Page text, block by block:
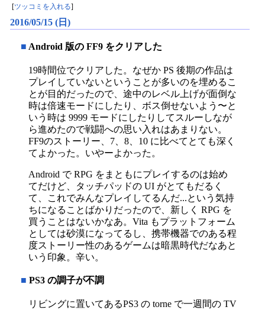
[ツッコミを入れる]
2016/05/15 (日)
■ Android 版の FF9 をクリアした
19時間位でクリアした。なぜか PS 後期の作品は
プレイしていないということが多いのを埋めるこ
とが目的だったので、途中のレベル上げが面倒な
時は倍速モードにしたり、ボス倒せないよう〜と
いう時は 9999 モードにしたりしてスルーしなが
ら進めたので戦闘への思い入れはあまりない。
FF9のストーリー、7、8、10 に比べてとても深く
てよかった。いやーよかった。
Android で RPG をまともにプレイするのは始め
てだけど、タッチパッドの UI がとてもだるく
て、これでみんなプレイしてるんだ...という気持
ちになることばかりだったので、新しく RPG を
買うことはないかなあ。Vita もプラットフォーム
としては砂漠になってるし、携帯機器でのある程
度ストーリー性のあるゲームは暗黒時代だなあと
いう印象。辛い。
■ PS3 の調子が不調
リビングに置いてあるPS3 の torne で一週間の TV